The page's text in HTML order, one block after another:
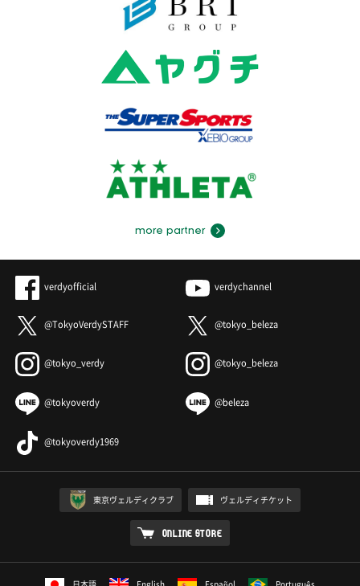
more partner
verdyofficial verdychannel
@TokyoVerdySTAFF @tokyo_beleza
@tokyo_verdy @tokyo_beleza
@tokyoverdy @beleza
@tokyoverdy1969
東京ヴェルディクラブ ヴェルディチケット
ONLINE STORE